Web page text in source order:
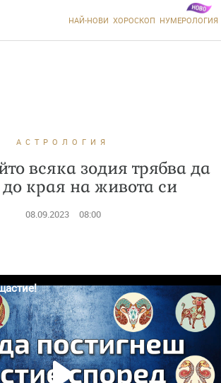
НАЙ-НОВИ ХОРОСКОП НУМЕРОЛОГИЯ
АСТРОЛОГИЯ
всяка зодия трябва да
края на живота си
08.09.2023 08:00